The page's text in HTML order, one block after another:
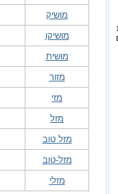
מושיק
מושיקו
מושית
מזור
מזי
מזל
מזל טוב
מזל-טוב
מזלי